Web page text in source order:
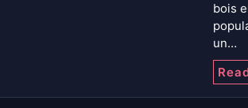
bois
un…